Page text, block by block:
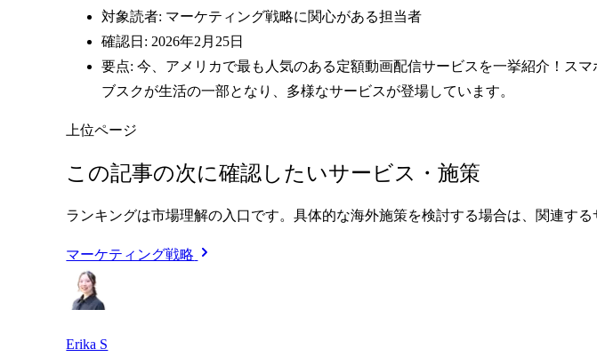
対象読者: マーケティング戦略に関心がある担当者
確認日: 2026年2月25日
要点: 今、アメリカで最も人気のある定額動画配信サービスを一挙紹介！ス
ブスクが生活の一部となり、多様なサービスが登場しています。
上位ページ
この記事の次に確認したいサービス・施策
ランキングは市場理解の入口です。具体的な海外施策を検討する場合は、関連す
マーケティング戦略
Erika S